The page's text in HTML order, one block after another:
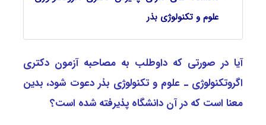
علوم و تکنولوژی بذر
آیا در صورتی که داوطلب به مصاحبه آزمون دکتری
اﮔﺮوﺗﻜﻨﻮﻟﻮژی ـ علوم و تکنولوژی ﺑﺬر دعوت شود، بدین
معنا است که در آن دانشگاه پذیرفته شده است؟